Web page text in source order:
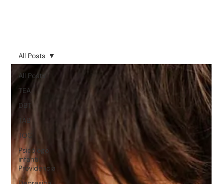
All Posts
TEA
DBT
TAB
TOC
Psicólogo
infantil
Providencia
All Posts